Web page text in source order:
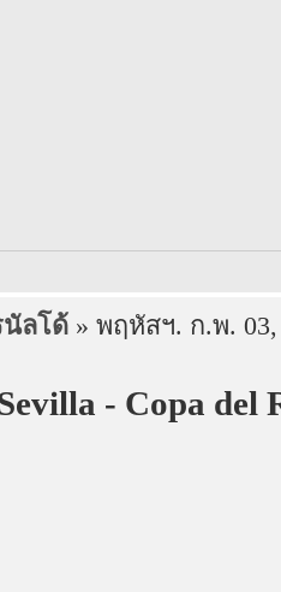
ลโด้ » พฤหัสฯ. ก.พ. 03,
- Copa del